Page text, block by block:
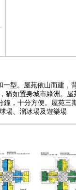
型。屋苑依山而建
猶如置身城市綠洲。
，十分方便。屋苑
場、溜冰場及遊樂場